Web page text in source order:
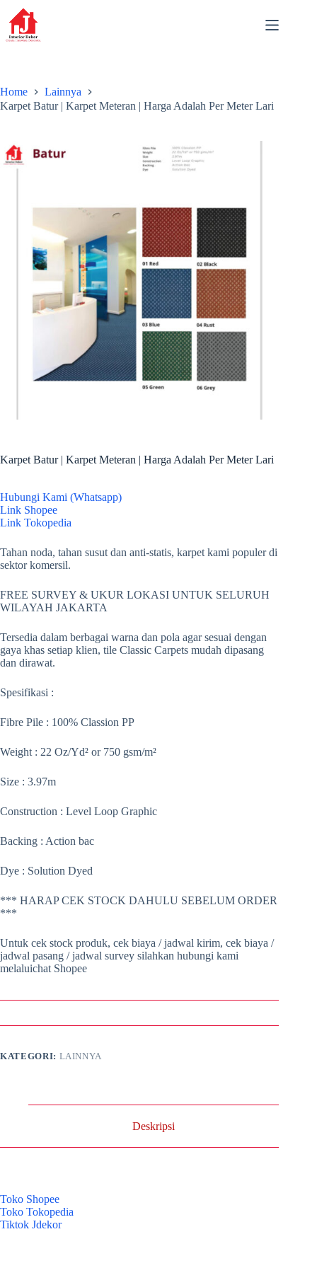
content
Home
Lainnya
Karpet Batur | Karpet Meteran | Harga Adalah Per Meter Lari
Karpet Batur | Karpet Meteran | Harga Adalah Per Meter Lari
Hubungi Kami (Whatsapp)
Link Shopee
Link Tokopedia
Tahan noda, tahan susut dan anti-statis, karpet kami populer di
sektor komersil.
FREE SURVEY & UKUR LOKASI UNTUK SELURUH
WILAYAH JAKARTA
Tersedia dalam berbagai warna dan pola agar sesuai dengan
gaya khas setiap klien, tile Classic Carpets mudah dipasang
dan dirawat.
Spesifikasi :
Fibre Pile : 100% Classion PP
Weight : 22 Oz/Yd² or 750 gsm/m²
Size : 3.97m
Construction : Level Loop Graphic
Backing : Action bac
Dye : Solution Dyed
*** HARAP CEK STOCK DAHULU SEBELUM ORDER
***
Untuk cek stock produk, cek biaya / jadwal kirim, cek biaya /
jadwal pasang / jadwal survey silahkan hubungi kami
melaluichat Shopee
KATEGORI: LAINNYA
Deskripsi
Toko Shopee
Toko Tokopedia
Tiktok Jdekor